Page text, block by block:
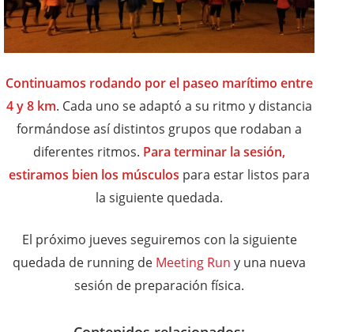
Continuamos rodando por el paseo marítimo entre
4 y 8 km. Cada uno se adaptó a su ritmo y distancia
formándose así distintos grupos que rodaban a
diferentes ritmos. Para terminar la sesión,
estiramos bien los músculos para estar listos para
la siguiente quedada.
El próximo jueves seguiremos con la siguiente
quedada de running de Meeting Run y una nueva
sesión de preparación física.